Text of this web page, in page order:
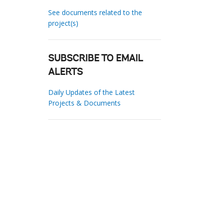
See documents related to the
project(s)
SUBSCRIBE TO EMAIL
ALERTS
Daily Updates of the Latest
Projects & Documents